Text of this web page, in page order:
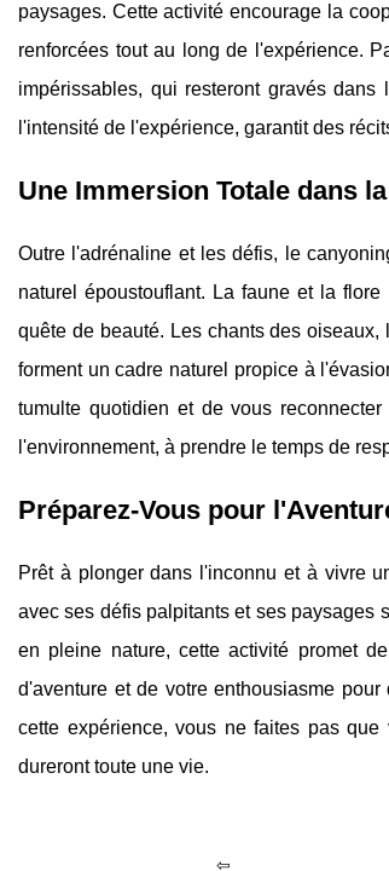
paysages. Cette activité encourage la
renforcées tout au long de l'expérience.
impérissables, qui resteront gravés
l'intensité de l'expérience, garantit des
Une Immersion Totale dans
Outre l'adrénaline et les défis, le
naturel époustouflant. La faune et la
quête de beauté. Les chants des
forment un cadre naturel propice à
tumulte quotidien et de vous
l'environnement, à prendre le temps de
Préparez-Vous pour
Prêt à plonger dans l'inconnu et à vivre
avec ses défis palpitants et ses paysages
en pleine nature, cette activité promet
d'aventure et de votre enthousiasme
cette expérience, vous ne faites pas
dureront toute une vie.